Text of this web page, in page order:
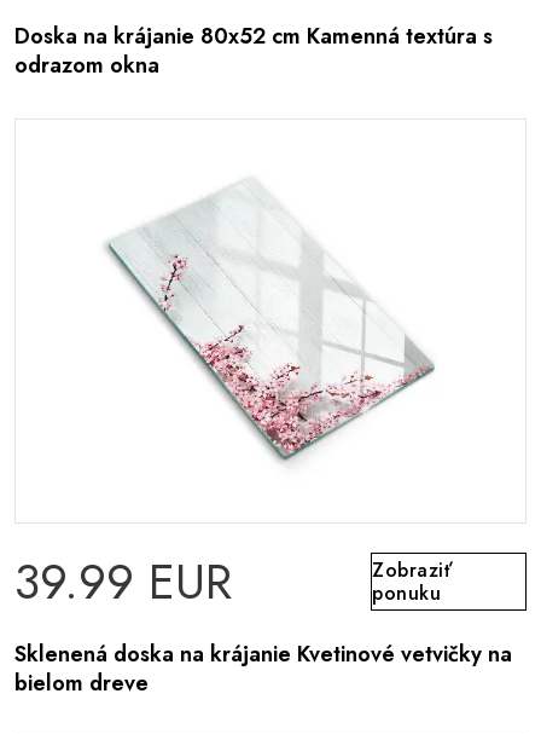
Doska na krájanie 80x52 cm Kamenná textúra s
odrazom okna
39.99 EUR
Zobraziť
ponuku
Sklenená doska na krájanie Kvetinové vetvičky na
bielom dreve